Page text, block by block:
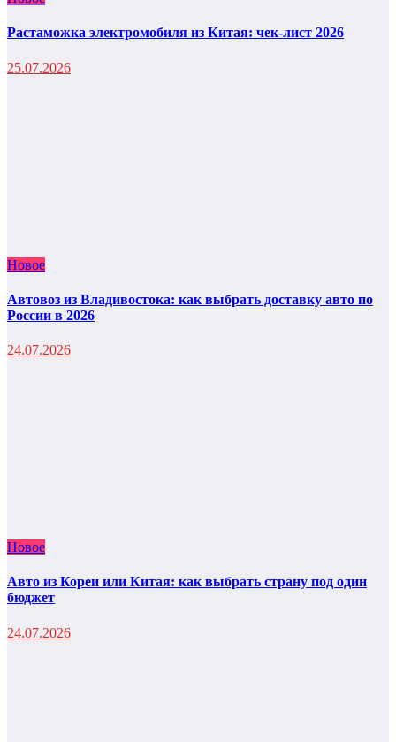
Растаможка электромобиля из Китая: чек-лист 2026
25.07.2026
Новое
Автовоз из Владивостока: как выбрать доставку авто по
России в 2026
24.07.2026
Новое
Авто из Кореи или Китая: как выбрать страну под один
бюджет
24.07.2026